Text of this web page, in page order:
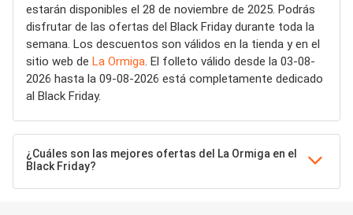
estarán disponibles el 28 de noviembre de 2025. Podrás
disfrutar de las ofertas del Black Friday durante toda la
semana. Los descuentos son válidos en la tienda y en el
sitio web de La Ormiga. El folleto válido desde la 03-08-
2026 hasta la 09-08-2026 está completamente dedicado
al Black Friday.
¿Cuáles son las mejores ofertas del La Ormiga en el
Black Friday?